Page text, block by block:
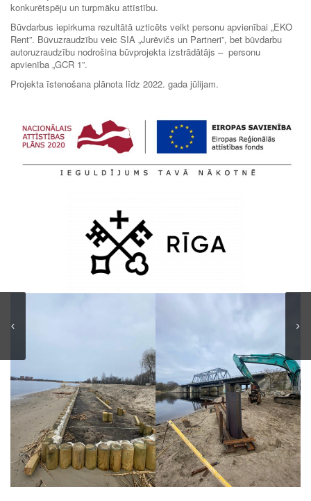
konkurētspēju un turpmāku attīstību.
Būvdarbus iepirkuma rezultātā uzticēts veikt personu apvienībai „EKO
Rent”. Būvuzraudzību veic SIA „Jurēvičs un Partneri”, bet būvdarbu
autoruzraudzību nodrošina būvprojekta izstrādātājs – personu
apvienība „GCR 1”.
Projekta īstenošana plānota līdz 2022. gada jūlijam.